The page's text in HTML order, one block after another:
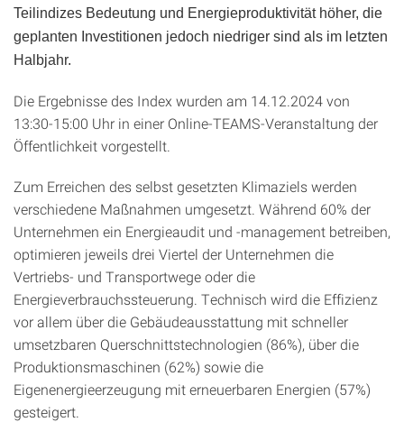
Teilindizes Bedeutung und Energieproduktivität höher, die
geplanten Investitionen jedoch niedriger sind als im letzten
Halbjahr.
Die Ergebnisse des Index wurden am 14.12.2024 von
13:30-15:00 Uhr in einer Online-TEAMS-Veranstaltung der
Öffentlichkeit vorgestellt.
Zum Erreichen des selbst gesetzten Klimaziels werden
verschiedene Maßnahmen umgesetzt. Während 60% der
Unternehmen ein Energieaudit und -management betreiben,
optimieren jeweils drei Viertel der Unternehmen die
Vertriebs- und Transportwege oder die
Energieverbrauchssteuerung. Technisch wird die Effizienz
vor allem über die Gebäudeausstattung mit schneller
umsetzbaren Querschnittstechnologien (86%), über die
Produktionsmaschinen (62%) sowie die
Eigenenergieerzeugung mit erneuerbaren Energien (57%)
gesteigert.